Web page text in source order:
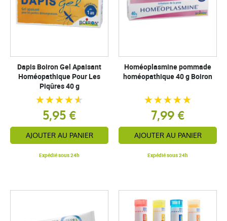
Dapis Boiron Gel Apaisant
Homéopathique Pour Les
Piqûres 40 g
5,95 €
AJOUTER AU PANIER
Expédié sous 24h
Homéoplasmine pommade
homéopathique 40 g Boiron
7,99 €
AJOUTER AU PANIER
Expédié sous 24h